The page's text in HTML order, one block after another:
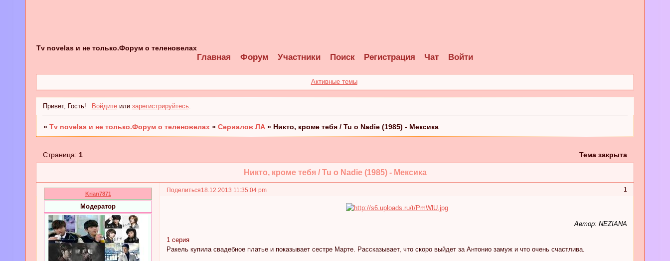
Tv novelas и не только.Форум о теленовелах
Главная Форум Участники Поиск Регистрация Чат Войти
Активные темы
Привет, Гость! Войдитеили зарегистрируйтесь.
»Tv novelas и не только.Форум о теленовелах »Сериалов ЛА » Никто, кроме тебя / Tu o Nadie (1985) - Мексика
Никто, кроме тебя / Tu o Nadie (1985) - Мексика
Страница:1 Тема закрыта
Поделиться 1
18.12.2013 11:35:04 pm
Krian7871
Модератор
Автор: NEZIANA
1 серия
Ракель купила свадебное платье и показывает сестре Марте. Рассказывает, что скоро выйдет за Антонио замуж и что очень счастлива.